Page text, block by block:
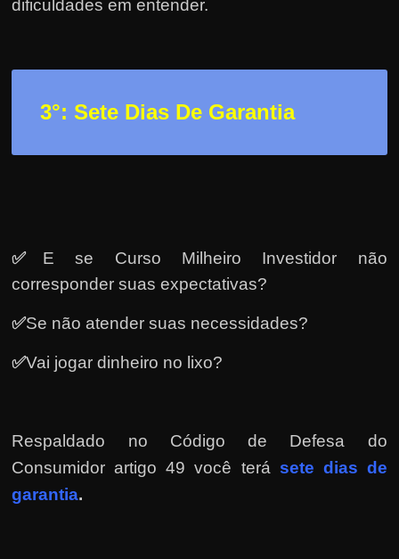
d
h
o
n
i
n
e
t
dificuldades em entender.
3°: Sete Dias De Garantia
✅ E se Curso Milheiro Investidor não
corresponder suas expectativas?
✅Se não atender suas necessidades?
✅Vai jogar dinheiro no lixo?
Respaldado no Código de Defesa do
Consumidor artigo 49 você terá sete dias de
garantia.